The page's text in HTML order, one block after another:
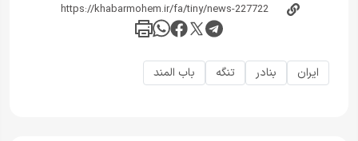
ایران بنادر تنگه باب المند